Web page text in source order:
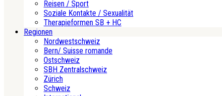
Reisen / Sport
Soziale Kontakte / Sexualität
Therapieformen SB + HC
Regionen
Nordwestschweiz
Bern/ Suisse romande
Ostschweiz
SBH Zentralschweiz
Zürich
Schweiz